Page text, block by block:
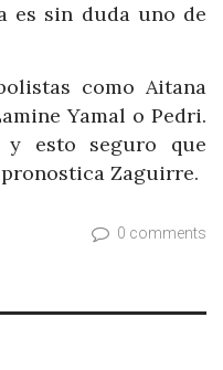
es sin duda uno de
como Aitana
Yamal o Pedri.
esto seguro que
Zaguirre.
0 comments